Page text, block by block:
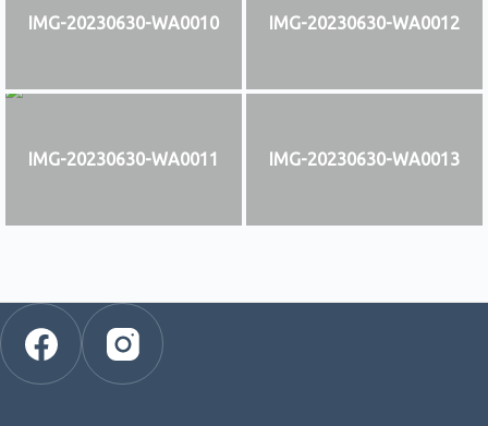
IMG-20230630-WA0010 IMG-20230630-WA0012
IMG-20230630-WA0011 IMG-20230630-WA0013